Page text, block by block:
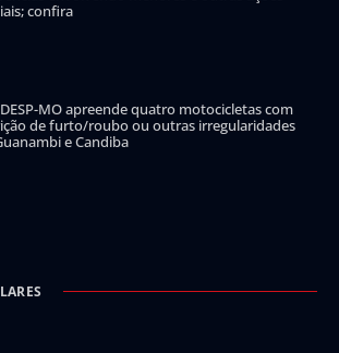
confira
MO apreende quatro motocicletas com
de furto/roubo ou outras irregularidades
e Candiba